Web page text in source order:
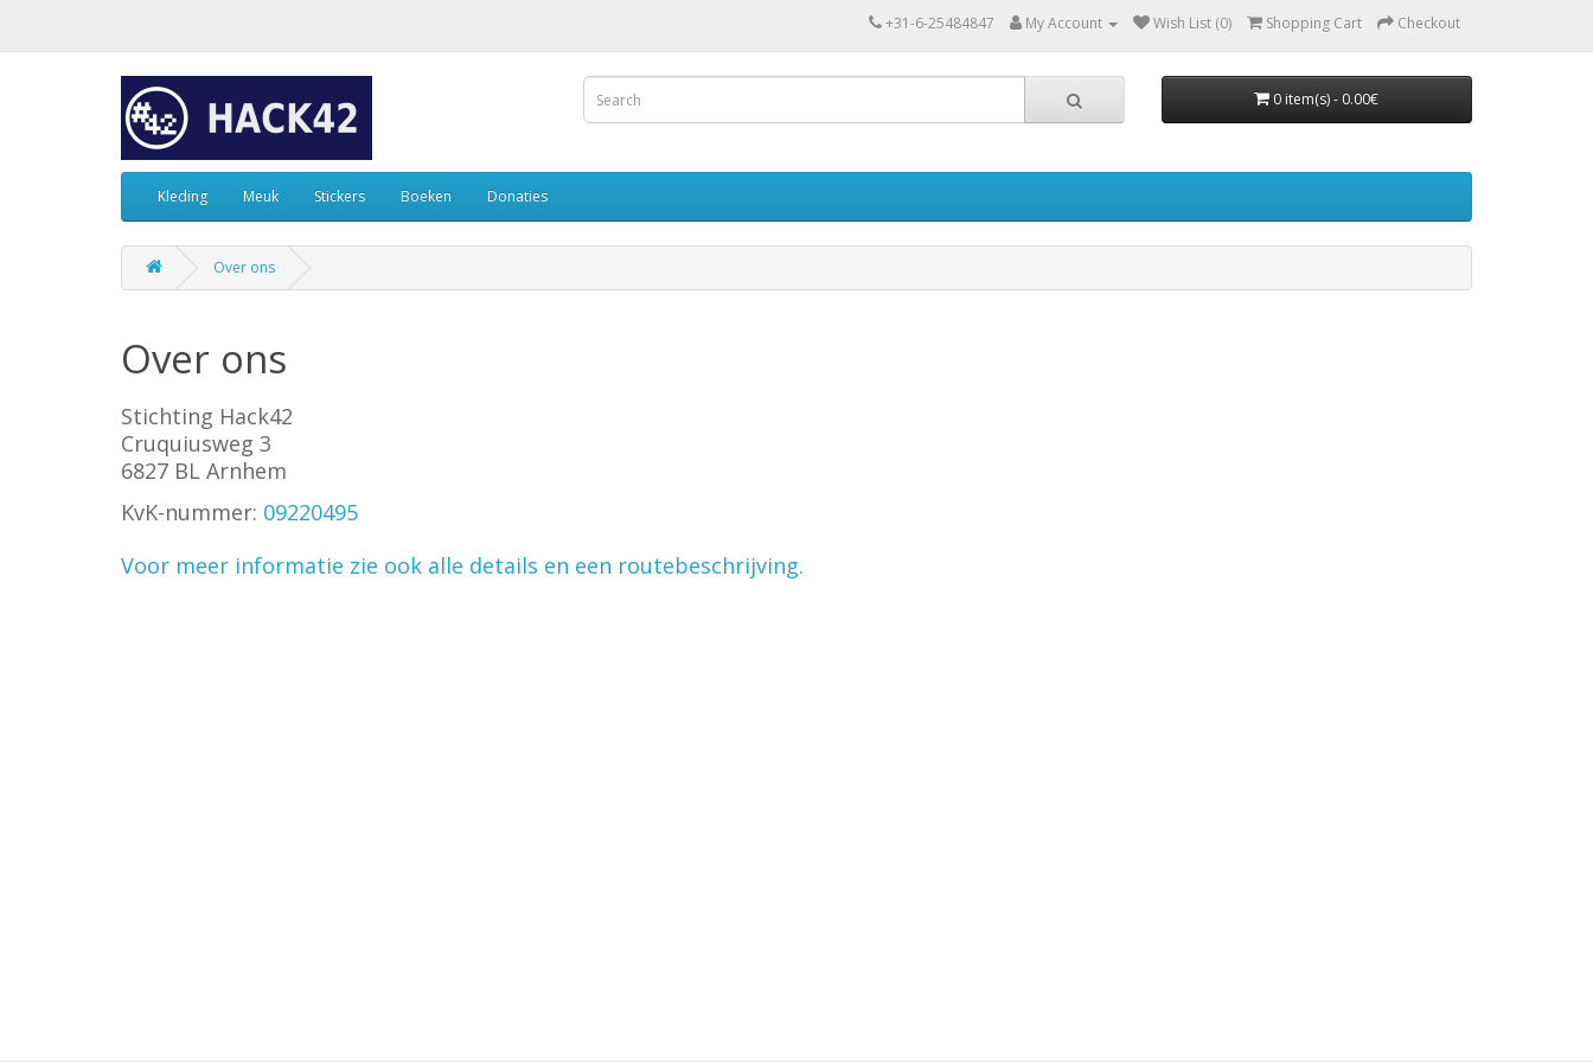
+31-6-25484847 My Account Wish List (0) Shopping Cart Checkout
0 item(s) - 0.00€
Kleding Meuk Stickers Boeken Donaties
Over ons
Over ons
Stichting Hack42
Cruquiusweg 3
6827 BL Arnhem
KvK-nummer: 09220495
Voor meer informatie zie ook alle details en een routebeschrijving.